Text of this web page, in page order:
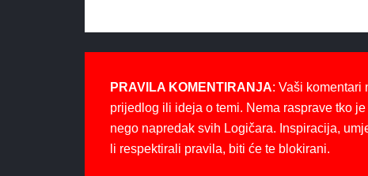
PRAVILA KOMENTIRANJA: Vaši komentari
prijedlog ili ideja o temi. Nema rasprave tko
nego napredak svih Logičara. Inspiracija,
li respektirali pravila, biti će te blokirani.